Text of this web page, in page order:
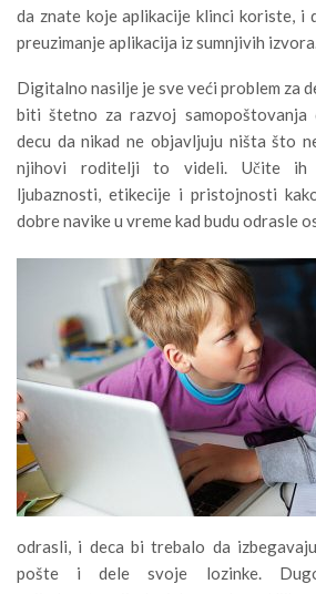
da znate koje aplikacije klinci koriste, i
preuzimanje aplikacija iz sumnjivih
Digitalno nasilje je sve veći problem za
biti štetno za razvoj samopoštovanja
decu da nikad ne objavljuju ništa što
njihovi roditelji to videli. Učite ih
ljubaznosti, etikecije i pristojnosti
dobre navike u vreme kad budu odrasle
odrasli, i deca bi trebalo da
pošte i dele svoje lozinke.